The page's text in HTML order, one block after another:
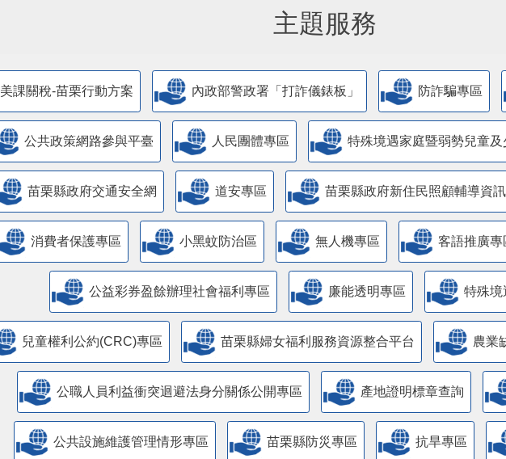
主題服務
美課關稅-苗栗行動方案 內政部警政署「打詐儀錶板」 防詐騙專區
公共政策網路參與平臺 人民團體專區 特殊境遇家庭暨弱勢兒童
苗栗縣政府交通安全網 道安專區 苗栗縣政府新住民照顧輔導資
消費者保護專區 小黑蚊防治區 無人機專區 客語推廣專
公益彩券盈餘辦理社會福利專區 廉能透明專區 特殊境
兒童權利公約(CRC)專區 苗栗縣婦女福利服務資源整合平台 農業
公職人員利益衝突迴避法身分關係公開專區 產地證明標章查詢
​公共設施維護管理情形專區 苗栗縣防災專區 抗旱專區